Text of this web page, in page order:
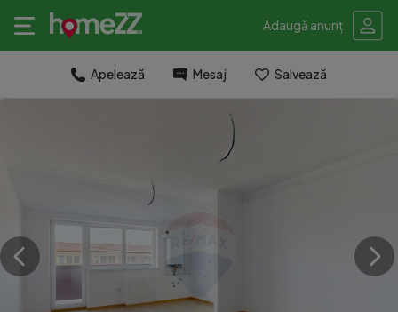
Adaugă anunț
Apelează Mesaj Salvează